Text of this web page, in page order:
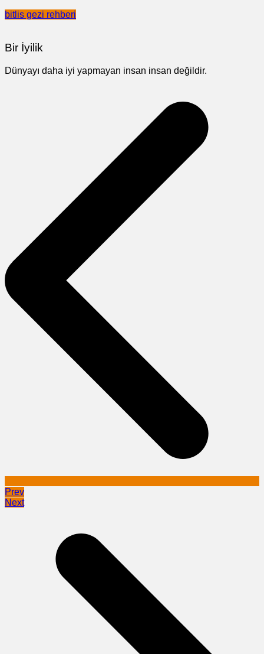
bitlis gezi rehberi
Bir İyilik
Dünyayı daha iyi yapmayan insan insan değildir.
Prev
Next